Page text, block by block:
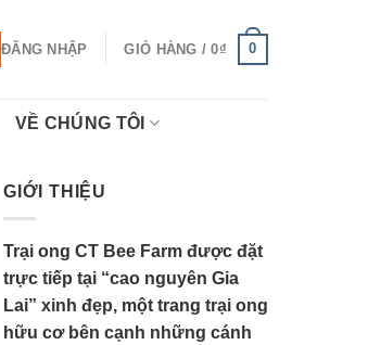
ĐĂNG NHẬP GIỎ HÀNG /0₫ 0
VỀ CHÚNG TÔI
GIỚI THIỆU
Trại ong CT Bee Farm được đặt
trực tiếp tại “cao nguyên Gia
Lai” xinh đẹp, một trang trại ong
hữu cơ bên cạnh những cánh